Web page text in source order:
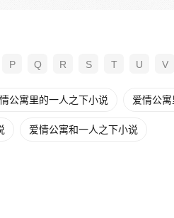
P Q R S T U V
公寓里的一人之下小说 爱情公
爱情公寓和一人之下小说